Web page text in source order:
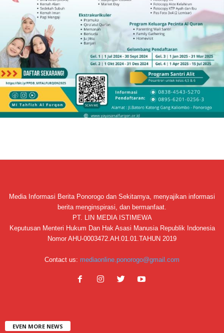
Media Informasi Berita Ponorogo dan Sekitarnya, menyajikan informasi
berita menginspirasi, dan bermanfaat.
PT. LIN MEDIA ISTIMEWA
Keputusan Menteri Hukum Dan Hak Asasi Manusia Republik Indonesia
Nomor AHU-0003472.AH.01.01.TAHUN 2019
Contact us: mediaonline.ponorogo@gmail.com
EVEN MORE NEWS